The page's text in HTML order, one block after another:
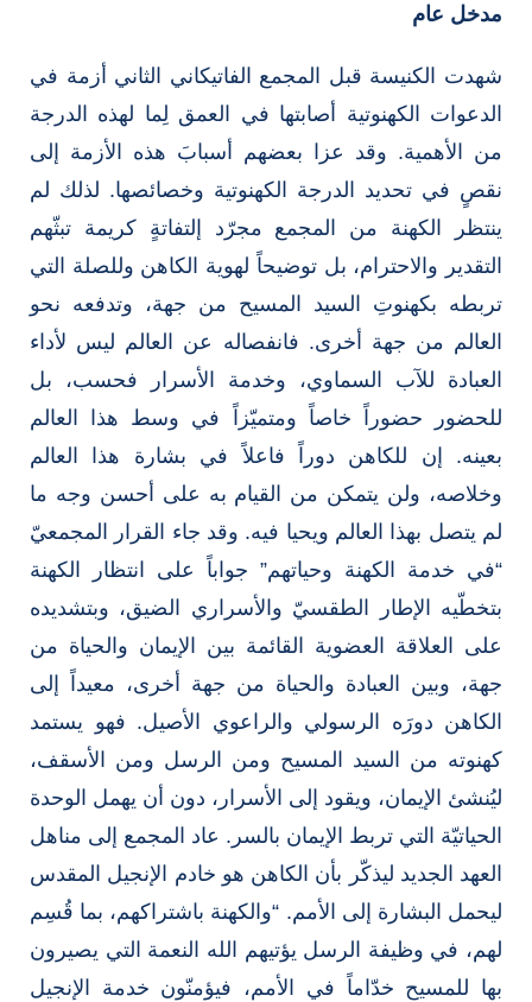
مدخل عام
شهدت الكنيسة قبل المجمع الفاتيكاني الثاني أزمة في
الدعوات الكهنوتية أصابتها في العمق لِما لهذه الدرجة
من الأهمية. وقد عزا بعضهم أسبابَ هذه الأزمة إلى
نقصٍ في تحديد الدرجة الكهنوتية وخصائصها. لذلك لم
ينتظر الكهنة من المجمع مجرّد إلتفاتةٍ كريمة تبثّهم
التقدير والاحترام، بل توضيحاً لهوية الكاهن وللصلة التي
تربطه بكهنوتِ السيد المسيح من جهة، وتدفعه نحو
العالم من جهة أخرى. فانفصاله عن العالم ليس لأداء
العبادة للآب السماوي، وخدمة الأسرار فحسب، بل
للحضور حضوراً خاصاً ومتميّزاً في وسط هذا العالم
بعينه. إن للكاهن دوراً فاعلاً في بشارة هذا العالم
وخلاصه، ولن يتمكن من القيام به على أحسن وجه ما
لم يتصل بهذا العالم ويحيا فيه. وقد جاء القرار المجمعيّ
“في خدمة الكهنة وحياتهم” جواباً على انتظار الكهنة
بتخطّيه الإطار الطقسيّ والأسراري الضيق، وبتشديده
على العلاقة العضوية القائمة بين الإيمان والحياة من
جهة، وبين العبادة والحياة من جهة أخرى، معيداً إلى
الكاهن دورَه الرسولي والراعوي الأصيل. فهو يستمد
كهنوته من السيد المسيح ومن الرسل ومن الأسقف،
ليُنشئ الإيمان، ويقود إلى الأسرار، دون أن يهمل الوحدة
الحياتيّة التي تربط الإيمان بالسر. عاد المجمع إلى مناهل
العهد الجديد ليذكّر بأن الكاهن هو خادم الإنجيل المقدس
ليحمل البشارة إلى الأمم. “والكهنة باشتراكهم، بما قُسِم
لهم، في وظيفة الرسل يؤتيهم الله النعمة التي يصيرون
بها للمسيح خدّاماً في الأمم، فيؤمنّون خدمة الإنجيل